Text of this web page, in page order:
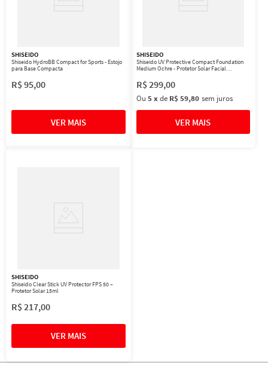
SHISEIDO
Shiseido HydroBB Compact for Sports - Estojo
para Base Compacta
R$95,00
SHISEIDO
Shiseido UV Protective Compact Foundation
Medium Ochre - Protetor Solar Facial
R$299,00
Ou 5 xde R$ 59,80 sem juros
SHISEIDO
Shiseido Clear Stick UV Protector FPS 50 –
Protetor Solar 15ml
R$217,00